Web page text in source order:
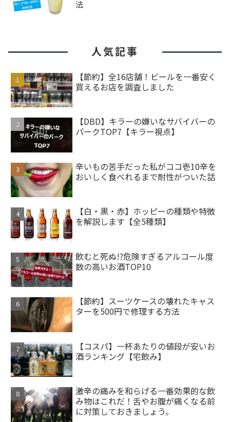
法
人気記事
【節約】全16店舗！ビールを一番安く
買えるお店を調査しました
【DBD】キラーの嫌いなサバイバーの
パークTOP7【キラー視点】
辛いもの苦手だった私がココ壱10辛を
おいしく食べれるまで耐性がついた話
【白・黒・赤】ホッピーの種類や特徴
を解説します【全5種類】
飲むと死ぬ!?危険すぎるアルコール度
数の高いお酒TOP10
【節約】スーツケースの壊れたキャス
ターを500円で修理する方法
【コスパ】一杯あたりの値段が安いお
酒ランキング【宅飲み】
激辛の痛みを和らげる一番効果的な飲
み物はこれだ！舌やお腹が痛くなる前
に対策しておきましょう。